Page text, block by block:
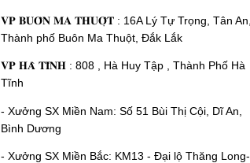
𝐕𝐏 𝐁𝐔𝐎̂𝐍 𝐌𝐀 𝐓𝐇𝐔𝐎̣̂𝐓 : 16A Lý Tự Trọng, Tân An,
Thành phố Buôn Ma Thuột, Đắk Lắk
𝐕𝐏 𝐇𝐀̀ 𝐓𝐈̃𝐍𝐇 : 808 , Hà Huy Tập , Thành Phố Hà
Tĩnh
- Xưởng SX Miền Nam: Số 51 Bùi Thị Cội, Dĩ An,
Bình Dương
- Xưởng SX Miền Bắc: KM13 - Đại lộ Thăng Long-